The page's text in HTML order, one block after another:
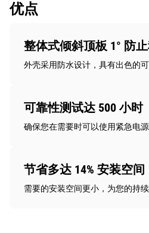
优点
整体式倾斜顶板 1° 防
外壳采用防水设计，具有出色的
可靠性测试达 500 小时
确保您在需要时可以使用紧急电源
节省多达 14% 安装空间
需要的安装空间更小，为您的持